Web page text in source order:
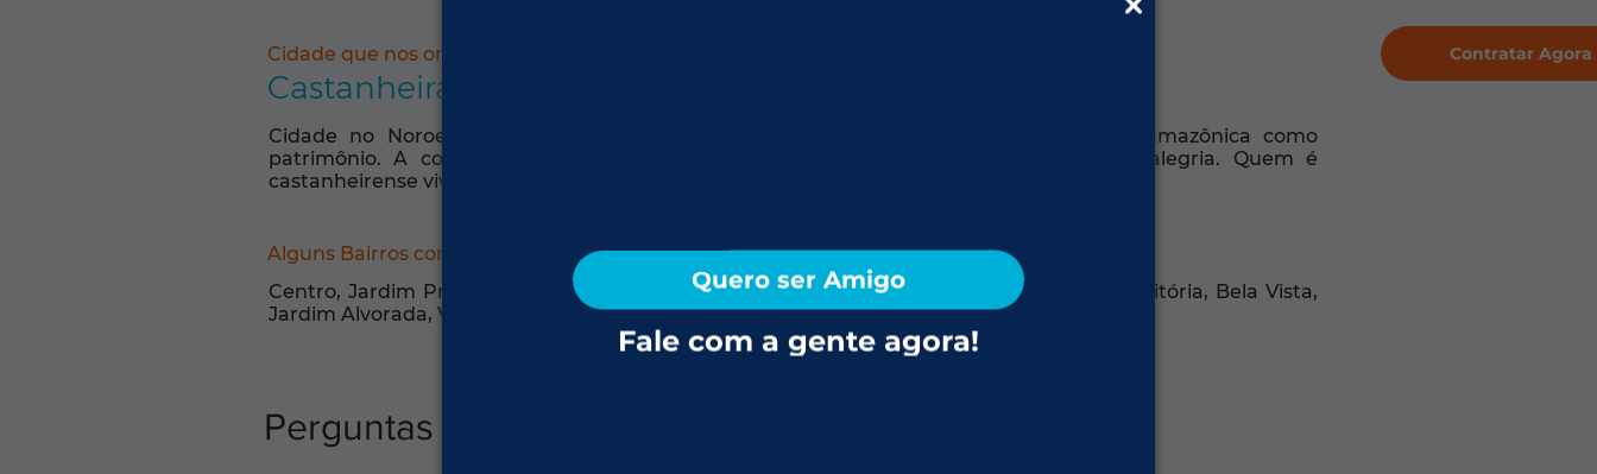
Quero ser Amigo
Fale com a gente agora!
Contratar Agora
Cidade que nos orgulha:
Castanheira-MT
Cidade no Noroeste mato-grossense com economia agropecuária e biodiversidade amazônica como
patrimônio. A comunidade unida e as festas municipais definem o cotidiano com alegria. Quem é
castanheirense vive a riqueza natural e o espírito comunitário da Amazônia.
Alguns Bairros com Internet da Amigo:
Centro, Jardim Primavera, Vila Nova, São José, Jardim Europa, Jardim Planalto, Jardim Vitória, Bela Vista,
Jardim Alvorada, Vila Rica
Perguntas frequentes